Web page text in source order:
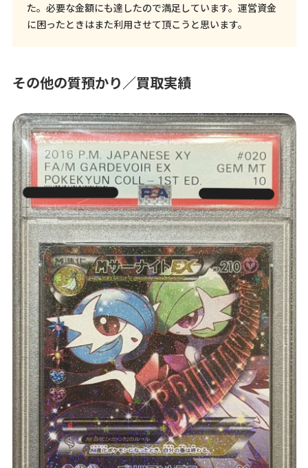
た。必要な金額にも達したので満足しています。運営資金
に困ったときはまた利用させて頂こうと思います。
その他の質預かり／買取実績